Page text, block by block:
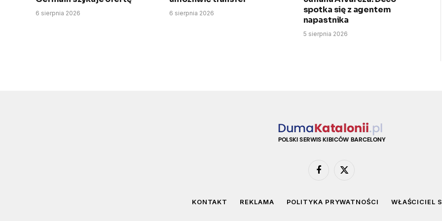
6 sierpnia 2026 6 sierpnia 2026
spotka się z agentem
napastnika
5 sierpnia 2026
Facebook
X
KONTAKT REKLAMA POLITYKA PRYWATNOŚCI WŁAŚCICIEL